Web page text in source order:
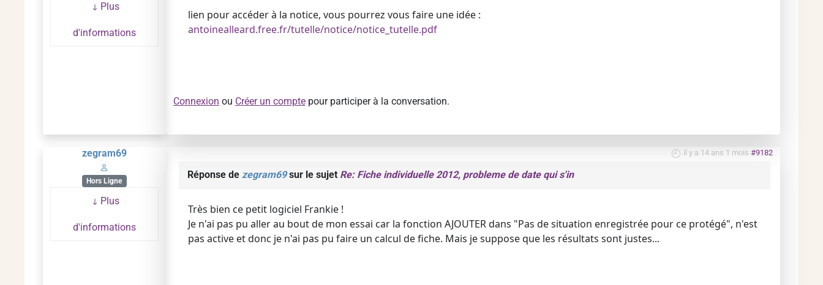
Plus
d'informations
lien pour accéder à la notice, vous pourrez vous faire une idée :
antoinealleard.free.fr/tutelle/notice/notice_tutelle.pdf
Connexion ou Créer un comptepour participer à la conversation.
zegram69
Hors Ligne
Plus
d'informations
il y a 14 ans 1 mois #9182
Réponse de zegram69sur le sujet Re: Fiche individuelle 2012, probleme de date qui s'in
Très bien ce petit logiciel Frankie !
Je n'ai pas pu aller au bout de mon essai car la fonction AJOUTER dans "Pas de situation enregistrée pour ce protégé", n'est
pas active et donc je n'ai pas pu faire un calcul de fiche. Mais je suppose que les résultats sont justes...